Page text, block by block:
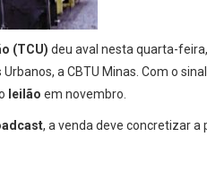
(TCU) deu aval nesta quarta-
a CBTU Minas. Com o
leilão em novembro.
, a venda deve concretizar